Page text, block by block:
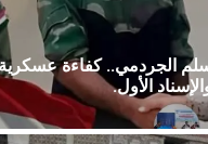
الجردمي.. كفاءة
الأول.